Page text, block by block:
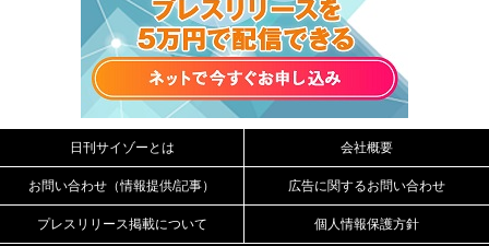
日刊サイゾーとは 会社概要
お問い合わせ（情報提供/記事） 広告に関するお問い合わせ
プレスリリース掲載について 個人情報保護方針